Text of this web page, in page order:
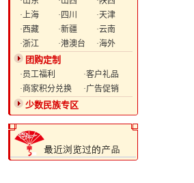
·上海
·四川
·天津
·西藏
·新疆
·云南
·浙江
·港澳台 ·海外
团购定制
·员工福利
·客户礼品
·商家积分兑换
·广告促销
少数民族专区